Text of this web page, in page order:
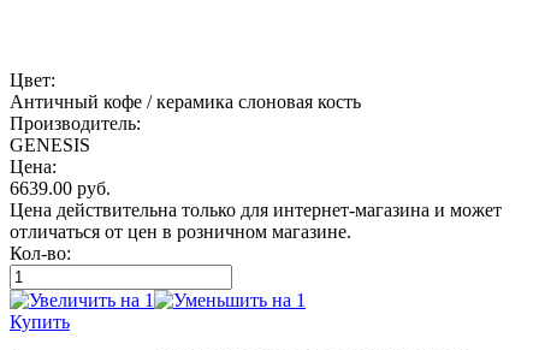
Цвет:
Античный кофе / керамика слоновая кость
Производитель:
GENESIS
Цена:
6639.00 руб.
Цена действительна только для интернет-магазина и может
отличаться от цен в розничном магазине.
Кол-во:
Купить